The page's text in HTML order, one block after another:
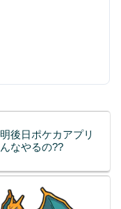
後日ポケカアプリ
なやるの??